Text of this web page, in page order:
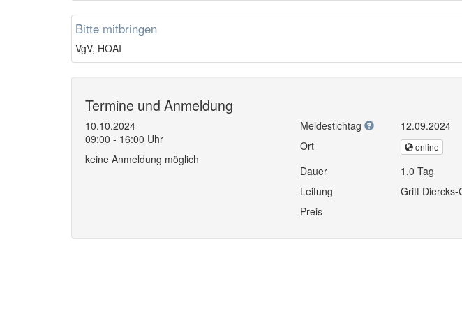
Bitte mitbringen
VgV, HOAI
Termine und Anmeldung
10.10.2024
09:00 - 16:00 Uhr
keine Anmeldung möglich
Meldestichtag
12.09.2024
Ort
online
Dauer
1,0 Tag
Leitung
Gritt
Preis